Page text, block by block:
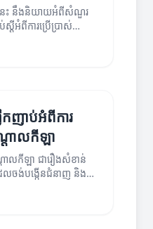
េះ នឹងនិយាយអំពីសំណួរ
តីអំពីការប្រើប្រាស់
។
ាប់អំពីការ
ាលកីឡា
ាលកីឡា ជារឿងសំខាន់
លចង់បង្កើនជំនាញ និង
ែង។ បង្ហាញពីសំណួរញឹក